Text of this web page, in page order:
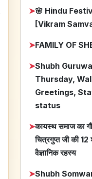
➤🌸 Hindu
[Vikram
➤FAMILY OF
➤Shubh
Thursday,
Greetings,
status
➤कायस्थ समाज का
चित्रगुप्त जी की
वैज्ञानिक रहस्य
➤Shubh